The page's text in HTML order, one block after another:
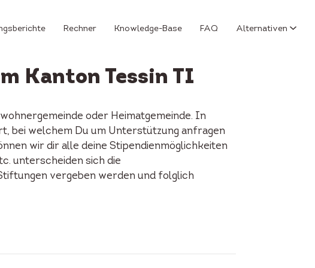
Rechner Knowledge-Base FAQ Alternativen
Kanton Tessin TI
oder Heimatgemeinde. In
bei welchem Du um Unterstützung anfragen
wir dir alle deine Stipendienmöglichkeiten
unterscheiden sich die
vergeben werden und folglich